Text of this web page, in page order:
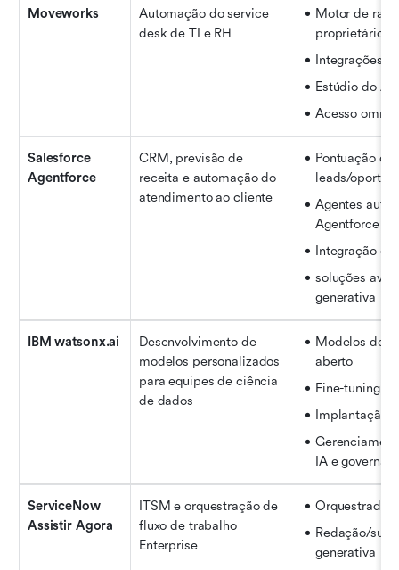
Moveworks
Automação do service
desk de TI e RH
Motor de
proprietário
Integrações
Estúdio do
Acesso
Salesforce
Agentforce
CRM, previsão de
receita e automação do
atendimento ao cliente
Pontuação de
leads/
Agentes
Agentforce
Integração
soluções
generativa
IBM watsonx.ai
Desenvolvimento de
modelos personalizados
para equipes de ciência
de dados
Modelos de
aberto
Fine-tuning
Implantação
IA e
ServiceNow
Assistir Agora
ITSM e orquestração de
fluxo de trabalho
Enterprise
Orquestrador
Redação/
generativa